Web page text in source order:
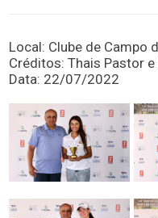
Local: Clube de Campo
Créditos: Thais Pastor
Data: 22/07/2022